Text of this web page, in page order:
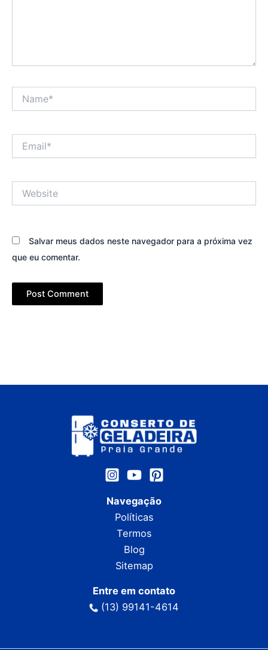
Salvar meus dados neste navegador para a próxima vez
que eu comentar.
Navegação
Políticas
Termos
Blog
Sitemap
Entre em contato
(13) 99141-4614